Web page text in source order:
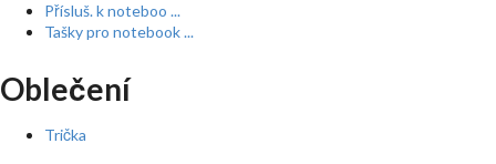
Přísluš. k noteboo ...
Tašky pro notebook ...
Oblečení
Trička